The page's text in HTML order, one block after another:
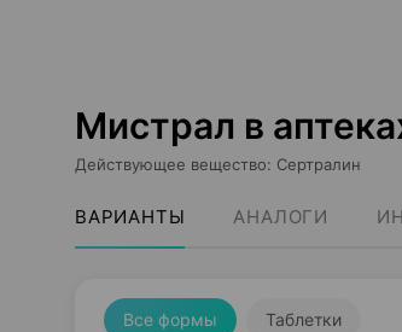
Мистрал в
Действующее вещество: Сертралин
ВАРИАНТЫ АНАЛОГИ
Все формы Таблетки